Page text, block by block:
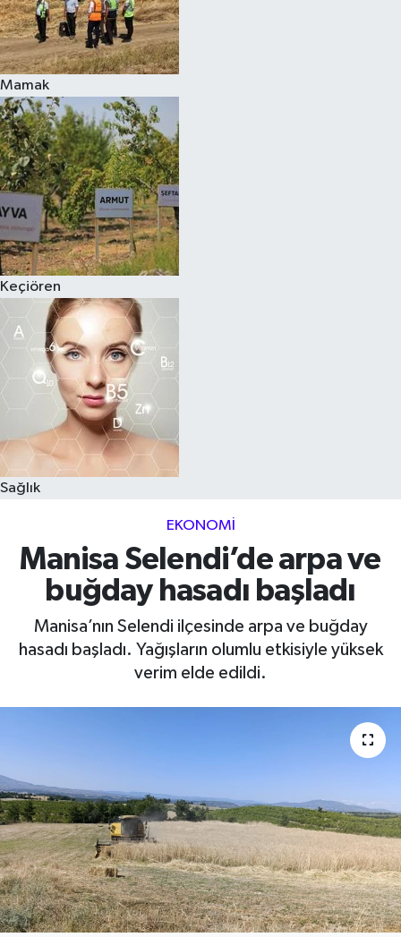
Mamak
Keçiören
Sağlık
EKONOMI
Manisa Selendi’de arpa ve
buğday hasadı başladı
Manisa’nın Selendi ilçesinde arpa ve buğday
hasadı başladı. Yağışların olumlu etkisiyle yüksek
verim elde edildi.